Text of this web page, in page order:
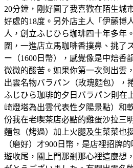
20分鐘，剛好圓了我喜歡在陌生城
好處的18度。另外店主人「伊藤博
人，創立ふじひら珈琲四十年多年
圍，一進店立馬咖啡香撲鼻、挑了
ー（1600日幣），感覺像是中焙香
微微的酸苦。如果你第一次到出雲
出雲名物バラパン（玫瑰麵包），
ふじひら珈琲的夕日バラパン則在
崎燈塔為出雲代表性夕陽景點）和
份我在老喫茶店必點的雞蛋沙拉三
麵包（烤過）加上火腿及生菜菜也
（磨好）才900日幣，是店裡招牌
遊收尾，關上門那剎那心裡這麼想